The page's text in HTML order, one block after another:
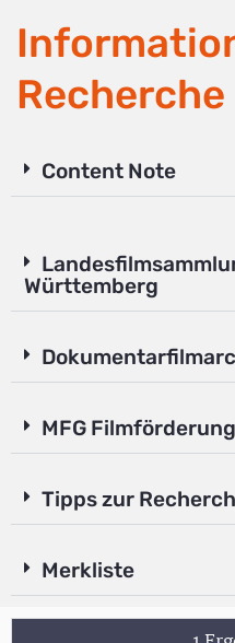
Recherche
Content Note
Württemberg
MFG Filmförderung
Tipps zur
Merkliste